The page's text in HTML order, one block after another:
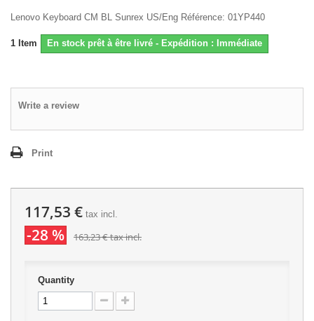
Lenovo Keyboard CM BL Sunrex US/Eng Référence: 01YP440
1 Item En stock prêt à être livré - Expédition : Immédiate
Write a review
Print
117,53 € tax incl.
-28 % 163,23 €tax incl.
Quantity